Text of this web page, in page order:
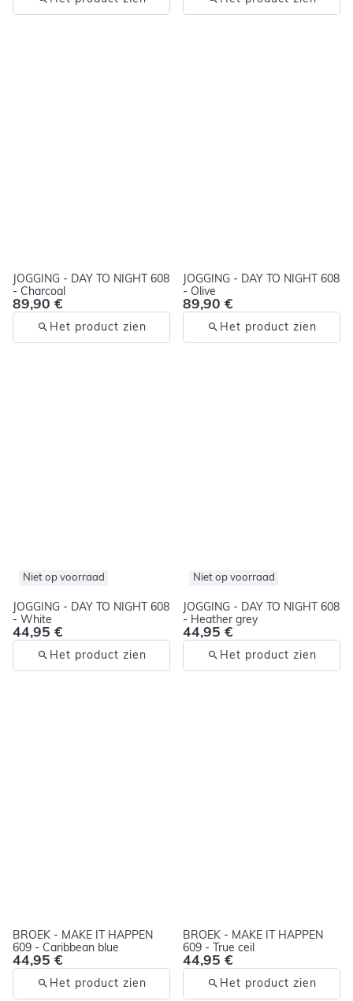
JOGGING - DAY TO NIGHT 608
- Charcoal
89,90 €
Het product zien
JOGGING - DAY TO NIGHT 608
- Olive
89,90 €
Het product zien
Niet op voorraad
JOGGING - DAY TO NIGHT 608
- White
44,95 €
Het product zien
Niet op voorraad
JOGGING - DAY TO NIGHT 608
- Heather grey
44,95 €
Het product zien
BROEK - MAKE IT HAPPEN
609 - Caribbean blue
44,95 €
Het product zien
BROEK - MAKE IT HAPPEN
609 - True ceil
44,95 €
Het product zien